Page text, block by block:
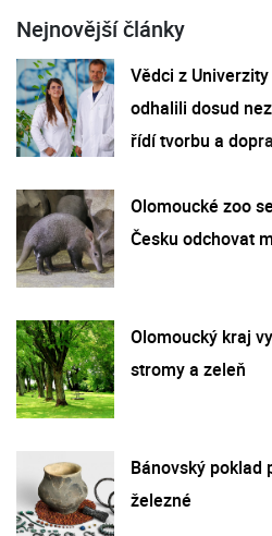
Nejnovější články
Vědci z
odhalili dosud
řídí tvorbu a
Olomoucké zoo
Česku odchovat
Olomoucký kraj
stromy a zeleň
Bánovský poklad
železné